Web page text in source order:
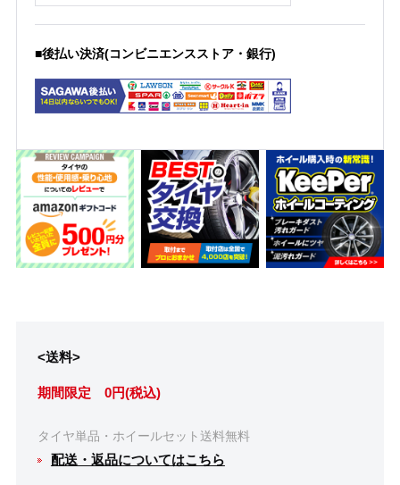
■後払い決済(コンビニエンスストア・銀行)
<送料>
期間限定 0円(税込)
タイヤ単品・ホイールセット送料無料
配送・返品についてはこちら